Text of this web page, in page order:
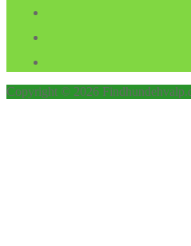
Copyright © 2026